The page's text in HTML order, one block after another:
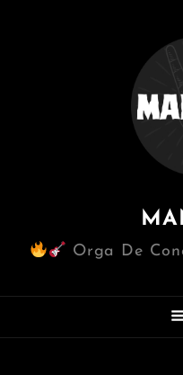
Orga De